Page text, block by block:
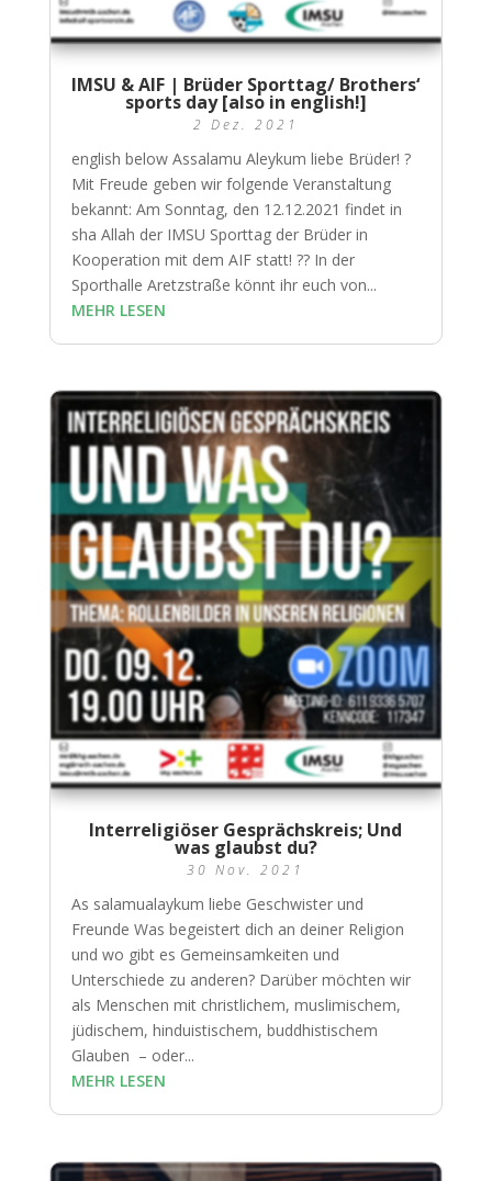
IMSU & AIF | Brüder Sporttag/ Brothers‘
sports day [also in english!]
2 Dez. 2021
english below Assalamu Aleykum liebe Brüder! ?
Mit Freude geben wir folgende Veranstaltung
bekannt: Am Sonntag, den 12.12.2021 findet in
sha Allah der IMSU Sporttag der Brüder in
Kooperation mit dem AIF statt! ?? In der
Sporthalle Aretzstraße könnt ihr euch von...
MEHR LESEN
Interreligiöser Gesprächskreis; Und
was glaubst du?
30 Nov. 2021
As salamualaykum liebe Geschwister und
Freunde Was begeistert dich an deiner Religion
und wo gibt es Gemeinsamkeiten und
Unterschiede zu anderen? Darüber möchten wir
als Menschen mit christlichem, muslimischem,
jüdischem, hinduistischem, buddhistischem
Glauben – oder...
MEHR LESEN